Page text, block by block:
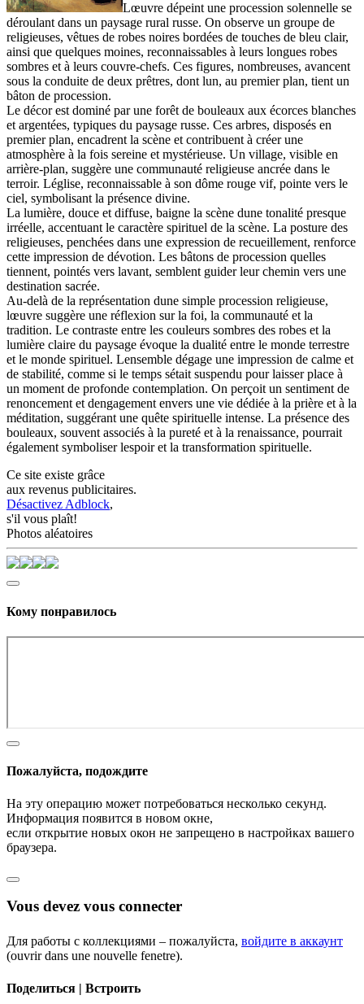
Lœuvre dépeint une procession solennelle se
déroulant dans un paysage rural russe. On observe un groupe de
religieuses, vêtues de robes noires bordées de touches de bleu clair,
ainsi que quelques moines, reconnaissables à leurs longues robes
sombres et à leurs couvre-chefs. Ces figures, nombreuses, avancent
sous la conduite de deux prêtres, dont lun, au premier plan, tient un
bâton de procession.
Le décor est dominé par une forêt de bouleaux aux écorces blanches
et argentées, typiques du paysage russe. Ces arbres, disposés en
premier plan, encadrent la scène et contribuent à créer une
atmosphère à la fois sereine et mystérieuse. Un village, visible en
arrière-plan, suggère une communauté religieuse ancrée dans le
terroir. Léglise, reconnaissable à son dôme rouge vif, pointe vers le
ciel, symbolisant la présence divine.
La lumière, douce et diffuse, baigne la scène dune tonalité presque
irréelle, accentuant le caractère spirituel de la scène. La posture des
religieuses, penchées dans une expression de recueillement, renforce
cette impression de dévotion. Les bâtons de procession quelles
tiennent, pointés vers lavant, semblent guider leur chemin vers une
destination sacrée.
Au-delà de la représentation dune simple procession religieuse,
lœuvre suggère une réflexion sur la foi, la communauté et la
tradition. Le contraste entre les couleurs sombres des robes et la
lumière claire du paysage évoque la dualité entre le monde terrestre
et le monde spirituel. Lensemble dégage une impression de calme et
de stabilité, comme si le temps sétait suspendu pour laisser place à
un moment de profonde contemplation. On perçoit un sentiment de
renoncement et dengagement envers une vie dédiée à la prière et à la
méditation, suggérant une quête spirituelle intense. La présence des
bouleaux, souvent associés à la pureté et à la renaissance, pourrait
également symboliser lespoir et la transformation spirituelle.
Ce site existe grâce
aux revenus publicitaires.
Désactivez Adblock,
s'il vous plaît!
Photos aléatoires
Кому понравилось
Пожалуйста, подождите
На эту операцию может потребоваться несколько секунд.
Информация появится в новом окне,
если открытие новых окон не запрещено в настройках вашего
браузера.
Vous devez vous connecter
Для работы с коллекциями – пожалуйста, войдите в аккаунт
(ouvrir dans une nouvelle fenetre).
Поделиться | Встроить